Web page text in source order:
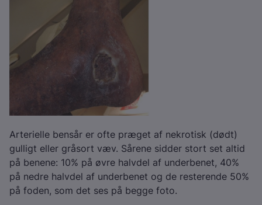
Arterielle bensår er ofte præget af nekrotisk (dødt)
gulligt eller gråsort væv. Sårene sidder stort set altid
på benene: 10% på øvre halvdel af underbenet, 40%
på nedre halvdel af underbenet og de resterende 50%
på foden, som det ses på begge foto.